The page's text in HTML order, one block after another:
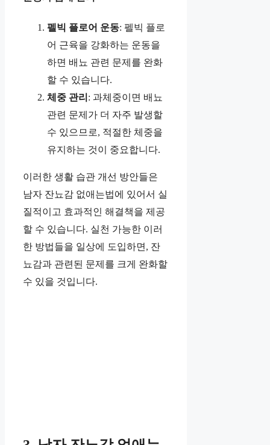
펠빅 플로어 운동: 펠빅 플로
어 근육을 강화하는 운동을
하면 배뇨 관련 문제를 완화
할 수 있습니다.
체중 관리 : 과체중이면 배뇨
관련 문제가 더 자주 발생할
수 있으므로, 적절한 체중을
유지하는 것이 중요합니다.
이러한 생활 습관 개선 방안들은
남자 잔뇨감 없애는법에 있어서 실
질적이고 효과적인 해결책을 제공
할 수 있습니다. 실천 가능한 이러
한 방법들을 일상에 도입하면, 잔
뇨감과 관련된 문제를 크게 완화할
수 있을 것입니다.